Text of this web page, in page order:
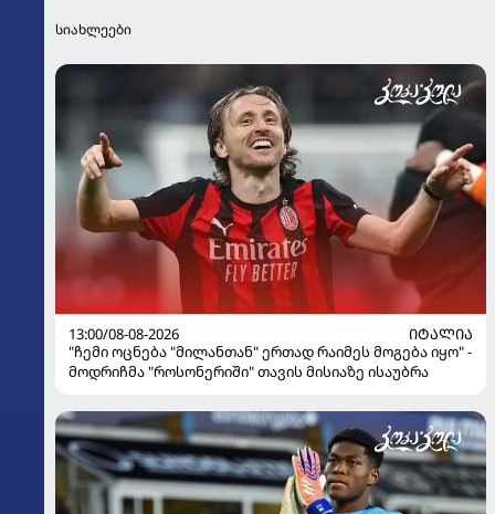
სიახლეები
13:00/08-08-2026
ᲘᲢᲐᲚᲘᲐ
"ჩემი ოცნება "მილანთან" ერთად რაიმეს მოგება იყო" -
მოდრიჩმა "როსონერიში" თავის მისიაზე ისაუბრა